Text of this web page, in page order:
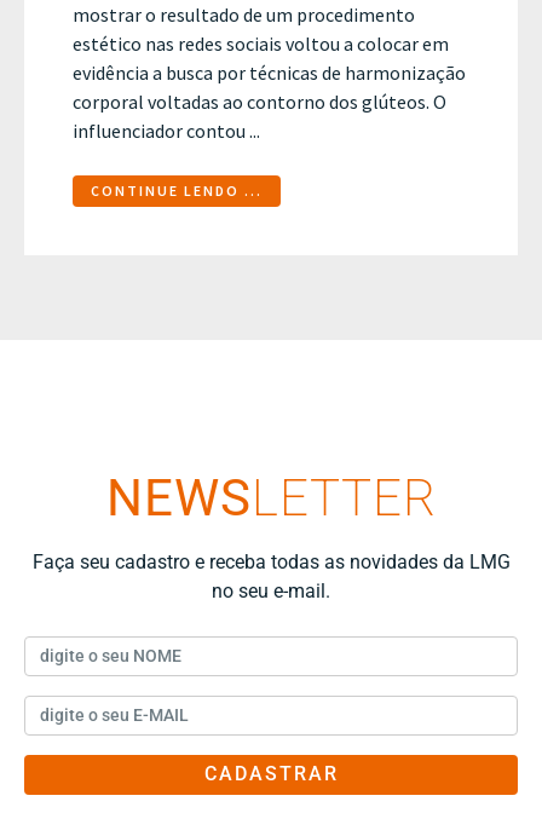
mostrar o resultado de um procedimento
estético nas redes sociais voltou a colocar em
evidência a busca por técnicas de harmonização
corporal voltadas ao contorno dos glúteos. O
influenciador contou ...
CONTINUE LENDO ...
NEWSLETTER
Faça seu cadastro e receba todas as novidades da LMG
no seu e-mail.
CADASTRAR